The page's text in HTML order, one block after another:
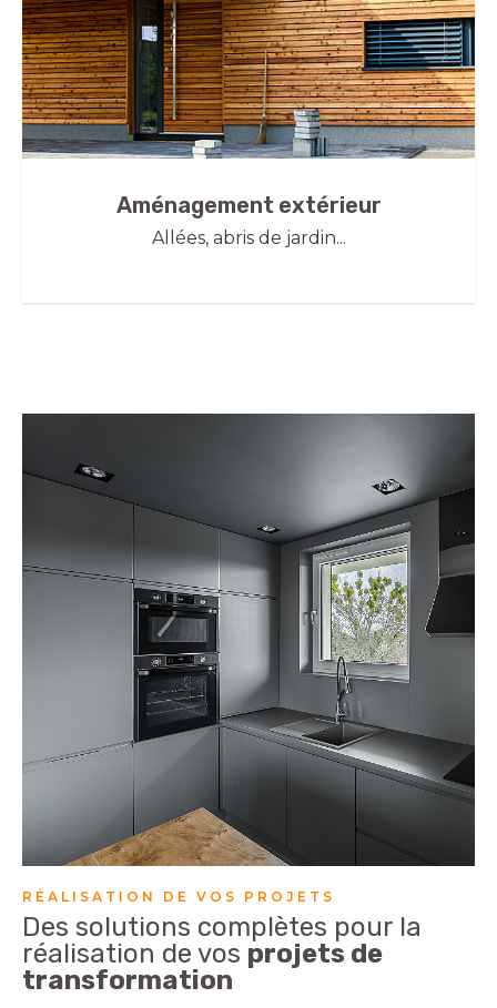
Aménagement extérieur
Allées, abris de jardin...
RÉALISATION DE VOS PROJETS
Des solutions complètes pour la
réalisation de vos projets de
transformation